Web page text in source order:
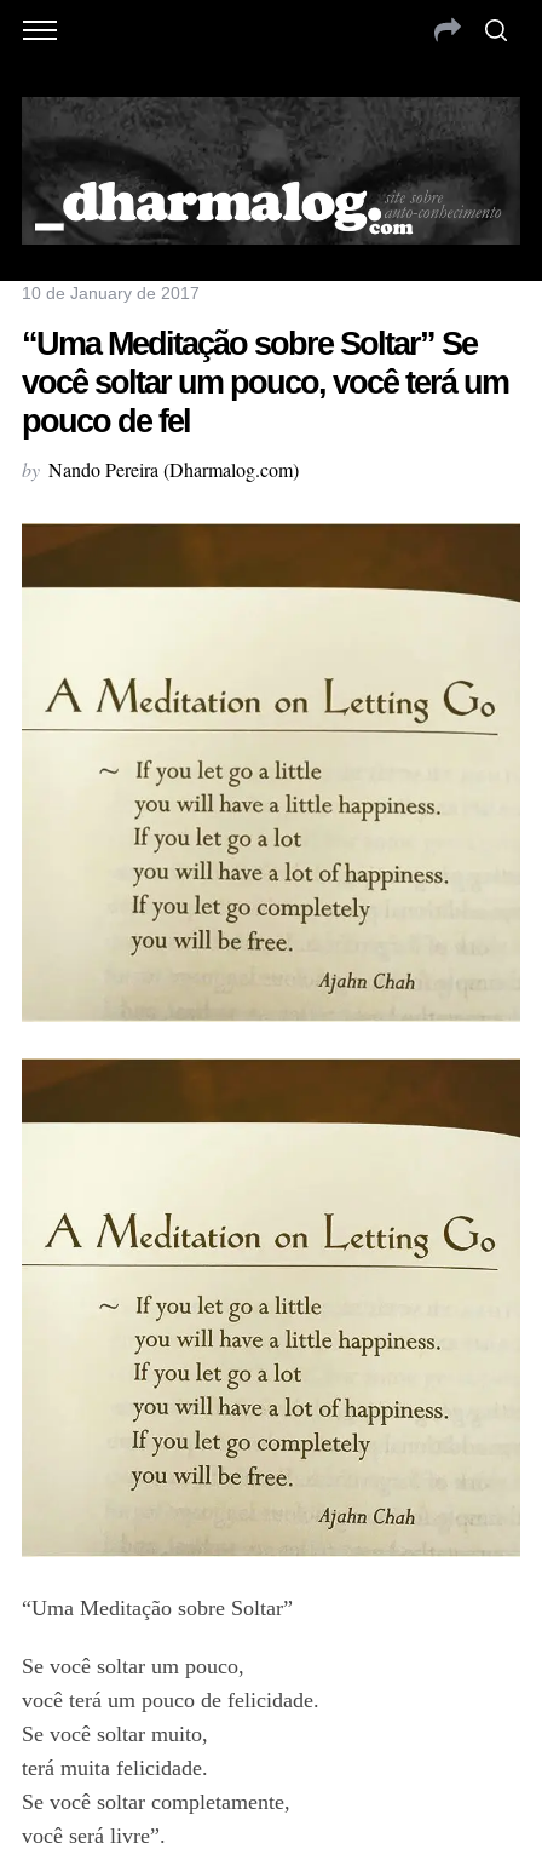
10 de January de 2017
“Uma Meditação sobre Soltar” Se
você soltar um pouco, você terá um
pouco de fel
by Nando Pereira (Dharmalog.com)
“Uma Meditação sobre Soltar”
Se você soltar um pouco,
você terá um pouco de felicidade.
Se você soltar muito,
terá muita felicidade.
Se você soltar completamente,
você será livre”.